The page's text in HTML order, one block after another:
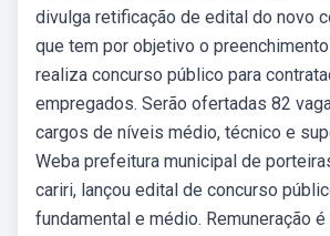
divulga retificação de edital do novo
que tem por objetivo o
realiza concurso público para
empregados. Serão ofertadas 82
cargos de níveis médio, técnico e
Weba prefeitura municipal de
cariri, lançou edital de concurso
fundamental e médio. Remuneração é